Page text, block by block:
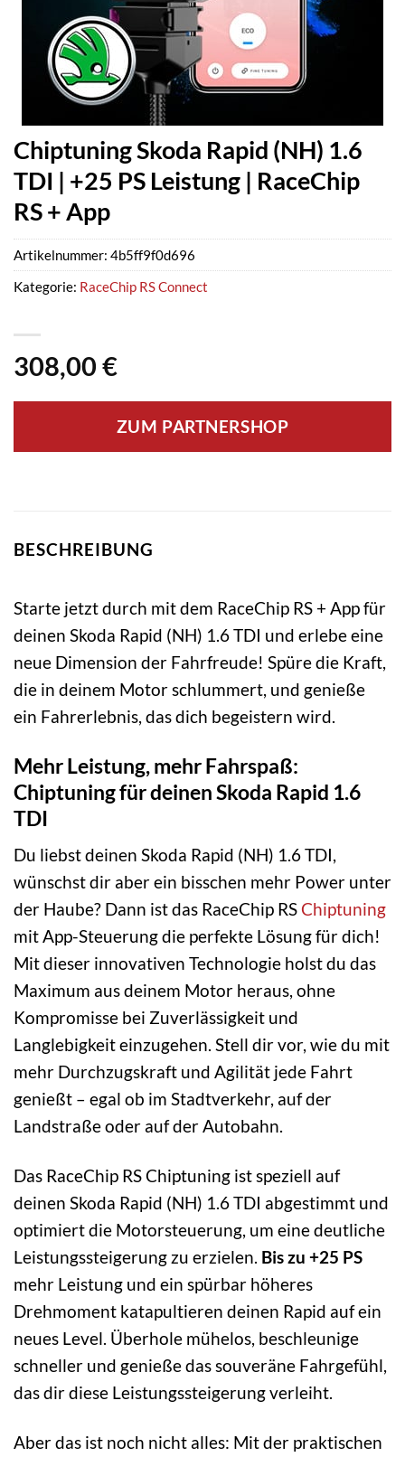
Chiptuning Skoda Rapid (NH) 1.6
TDI | +25 PS Leistung | RaceChip
RS + App
308,00 €
ZUM PARTNERSHOP
Artikelnummer: 4b5ff9f0d696
Kategorie: RaceChip RS Connect
BESCHREIBUNG
Starte jetzt durch mit dem RaceChip RS + App für
deinen Skoda Rapid (NH) 1.6 TDI und erlebe eine
neue Dimension der Fahrfreude! Spüre die Kraft,
die in deinem Motor schlummert, und genieße
ein Fahrerlebnis, das dich begeistern wird.
Mehr Leistung, mehr Fahrspaß:
Chiptuning für deinen Skoda Rapid 1.6
TDI
Du liebst deinen Skoda Rapid (NH) 1.6 TDI,
wünschst dir aber ein bisschen mehr Power unter
der Haube? Dann ist das RaceChip RSChiptuning
mit App-Steuerung die perfekte Lösung für dich!
Mit dieser innovativen Technologie holst du das
Maximum aus deinem Motor heraus, ohne
Kompromisse bei Zuverlässigkeit und
Langlebigkeit einzugehen. Stell dir vor, wie du mit
mehr Durchzugskraft und Agilität jede Fahrt
genießt – egal ob im Stadtverkehr, auf der
Landstraße oder auf der Autobahn.
Das RaceChip RS Chiptuning ist speziell auf
deinen Skoda Rapid (NH) 1.6 TDI abgestimmt und
optimiert die Motorsteuerung, um eine deutliche
Leistungssteigerung zu erzielen. Bis zu +25 PS
mehr Leistung und ein spürbar höheres
Drehmoment katapultieren deinen Rapid auf ein
neues Level. Überhole mühelos, beschleunige
schneller und genieße das souveräne Fahrgefühl,
das dir diese Leistungssteigerung verleiht.
Aber das ist noch nicht alles: Mit der praktischen